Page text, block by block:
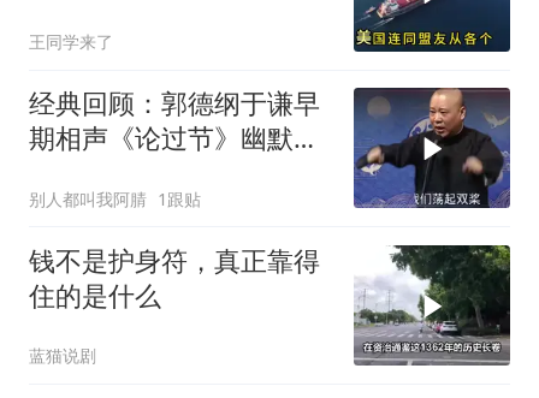
王同学来了
经典回顾：郭德纲于谦早
期相声《论过节》幽默风
别人都叫我阿腈 1跟贴
钱不是护身符，真正靠得
住的是什么
蓝猫说剧